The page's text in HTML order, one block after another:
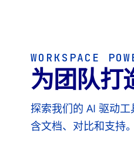
WORKSPACE
为团队打
探索我们的 AI 驱动
含文档、对比和支持。